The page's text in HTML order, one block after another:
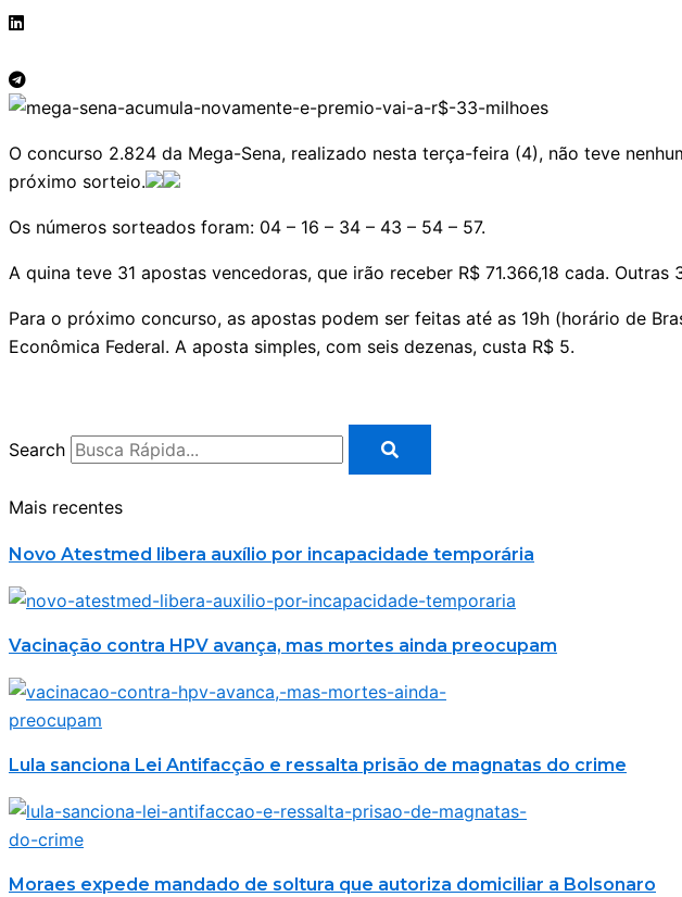
O concurso 2.824 da Mega-Sena, realizado nesta terça-feira (4), não teve
próximo sorteio.
Os números sorteados foram: 04 – 16 – 34 – 43 – 54 – 57.
A quina teve 31 apostas vencedoras, que irão receber R$ 71.366,18 cada.
Para o próximo concurso, as apostas podem ser feitas até as 19h (horário de
Econômica Federal. A aposta simples, com seis dezenas, custa R$ 5.
Search
Mais recentes
Novo Atestmed libera auxílio por incapacidade temporária
Vacinação contra HPV avança, mas mortes ainda preocupam
Lula sanciona Lei Antifacção e ressalta prisão de magnatas do crime
Moraes expede mandado de soltura que autoriza domiciliar a Bolsonaro